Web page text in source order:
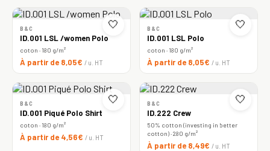
🤍
B&C
ID.001 LSL /women Polo
coton · 180 g/m²
À partir de 8,05€ / u. HT
🤍
B&C
ID.001 LSL Polo
coton · 180 g/m²
À partir de 8,05€ / u. HT
🤍
B&C
ID.001 Piqué Polo Shirt
coton · 180 g/m²
À partir de 4,56€ / u. HT
🤍
B&C
ID.222 Crew
50% cotton (investing in better
cotton) · 280 g/m²
À partir de 8,49€ / u. HT